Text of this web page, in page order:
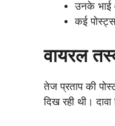
उनके भाई
कई
वायरल
तेज प्रताप की
दिख रही थी।